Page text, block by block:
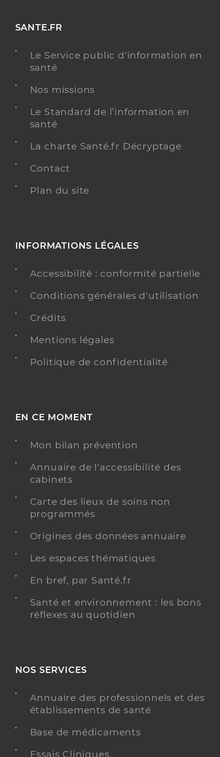
SANTE.FR
Le Service public d'information en
santé
Nos missions
Le Standard de l’information en
santé
La charte Santé.fr Décryptage
Contact
Plan du site
INFORMATIONS LÉGALES
Accessibilité : conformité partielle
Conditions générales d'utilisation
Crédits
Mentions légales
Politique de confidentialité
EN CE MOMENT
Mon bilan prévention
Annuaire de l'accessibilité des
cabinets
Carte des lieux de soins non
programmés
Origines des données annuaire
Les espaces thématiques
En bref, par Santé.fr
Santé et environnement : les bons
réflexes au quotidien
NOS SERVICES
Annuaire des professionnels et des
établissements de santé
Base de médicaments
Essais Cliniques